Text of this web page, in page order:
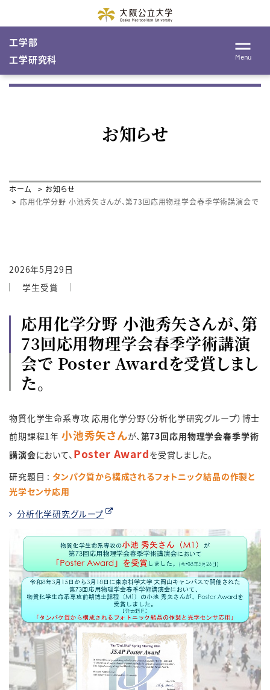
工学部
工学研究科
Menu
お知らせ
ホーム
お知らせ
応用化学分野 小池秀矢さんが、第73回応用物理学会春季学術講演会で
2026年5月29日
学生受賞
応用化学分野 小池秀矢さんが、第
73回応用物理学会春季学術講演
会で Poster Awardを受賞しまし
た。
物質化学生命系専攻 応用化学分野（分析化学研究グループ）博士
前期課程1年 小池秀矢さんが、第73回応用物理学会春季学術
講演会において、 Poster Awardを受賞しました。
研究題目 : タンパク質から構成されるフォトニック結晶の作製と
光学センサ応用
分析化学研究グループ